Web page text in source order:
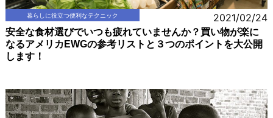
暮らしに役立つ便利なテクニック 2021/02/24
安全な食材選びでいつも疲れていませんか？買い物が楽に
なるアメリカEWGの参考リストと３つのポイントを大公開
します！